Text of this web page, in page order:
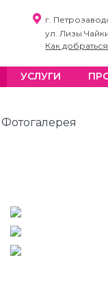
г.
ул. Лизы
Как
УСЛУГИ
Фотогалерея